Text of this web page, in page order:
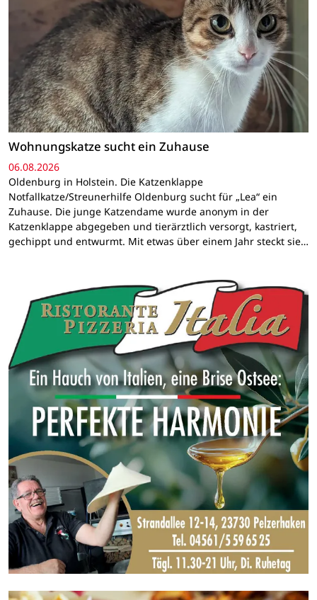
Wohnungskatze sucht ein Zuhause
06.08.2026
Oldenburg in Holstein. Die Katzenklappe
Notfallkatze/Streunerhilfe Oldenburg sucht für „Lea“ ein
Zuhause. Die junge Katzendame wurde anonym in der
Katzenklappe abgegeben und tierärztlich versorgt, kastriert,
gechippt und entwurmt. Mit etwas über einem Jahr steckt sie…